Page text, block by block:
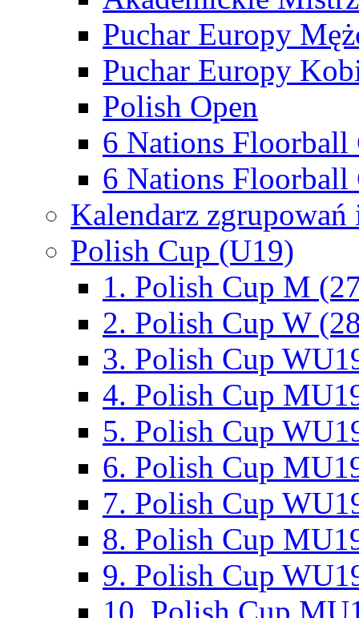
Puchar Europy
Puchar Europy
Polish Open
6 Nations Floorball
6 Nations Floorball
Kalendarz
Polish Cup (U19)
1. Polish Cup M
2. Polish Cup W
3. Polish Cup
4. Polish Cup
5. Polish Cup
6. Polish Cup
7. Polish Cup
8. Polish Cup
9. Polish Cup
10. Polish Cup